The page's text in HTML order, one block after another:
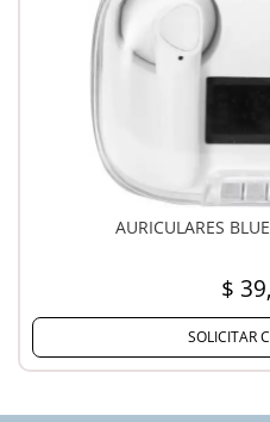
AURICULARES
$
SOLICITAR